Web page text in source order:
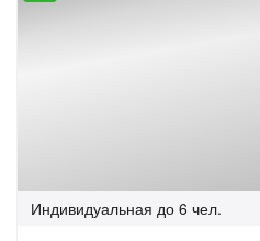
Индивидуальная до 6 чел.